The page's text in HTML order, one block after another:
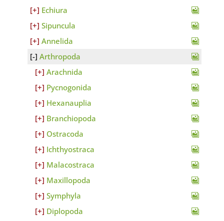
Echiura
Sipuncula
Annelida
Arthropoda
Arachnida
Pycnogonida
Hexanauplia
Branchiopoda
Ostracoda
Ichthyostraca
Malacostraca
Maxillopoda
Symphyla
Diplopoda